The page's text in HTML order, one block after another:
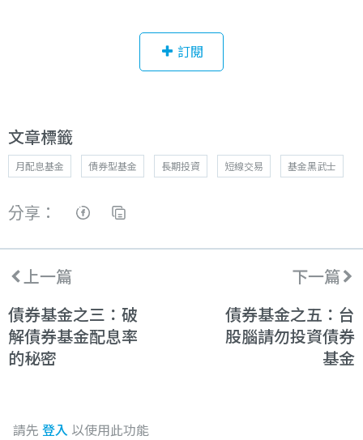
訂閱
文章標籤
月配息基金 債券型基金 長期投資 短線交易 基金黑武士
分享：
上一篇
債券基金之三：破
解債券基金配息率
的秘密
下一篇
債券基金之五：台
股腦請勿投資債券
基金
請先 登入 以使用此功能